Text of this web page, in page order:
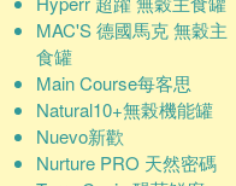
MAC'S 德國馬克 無穀主
食罐
Main Course每客思
Natural10+無榖機能罐
Nuevo新歡
Nurture PRO 天然密碼